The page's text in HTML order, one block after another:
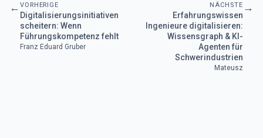
← VORHERIGE
Digitalisierungsinitiativen
scheitern: Wenn
Führungskompetenz fehlt
Franz Eduard Gruber
NÄCHSTE
Erfahrungswissen
Ingenieure digitalisieren:
Wissensgraph & KI-
Agenten für
Schwerindustrien
Mateusz
→